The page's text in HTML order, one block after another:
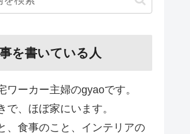
を書いている人
ワーカー主婦のgyaoです。
で、ほぼ家にいます。
、食事のこと、インテリアの